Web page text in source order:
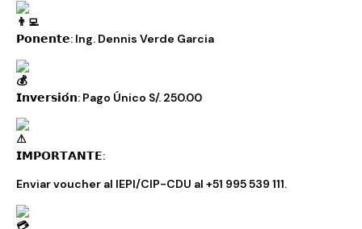
𝗣𝗼𝗻𝗲𝗻𝘁𝗲: Ing. Dennis Verde Garcia
𝗜𝗻𝘃𝗲𝗿𝘀𝗶𝗼́𝗻: Pago Único S/. 250.00
𝗜𝗠𝗣𝗢𝗥𝗧𝗔𝗡𝗧𝗘:
Enviar voucher al IEPI/CIP-CDU al +51 995 539 111.